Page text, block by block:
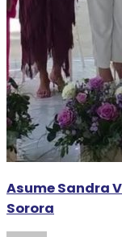
Asume Sandra
Sorora